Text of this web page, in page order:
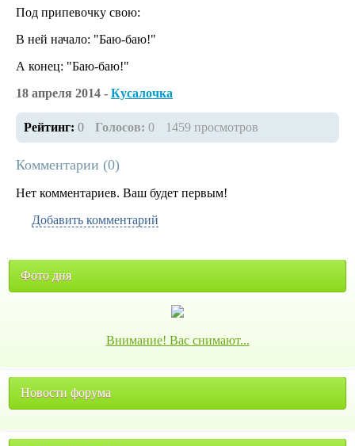
Под припевочку свою:
В ней начало: "Баю-баю!"
А конец: "Баю-баю!"
18 апреля 2014 - Кусалочка
Рейтинг: 0 Голосов: 0 1459 просмотров
Комментарии (0)
Нет комментариев. Ваш будет первым!
Добавить комментарий
Фото дня
Внимание! Вас снимают...
Новости форума